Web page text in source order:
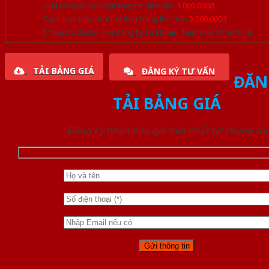
Quà tặng đồ nội thất trang trí lên đến 1.000.000đ
Giảm trực tiếp khi mua đơn hàng lớn hơn 3.000.000đ
Nhiều ưu đãi lớn khi đăng ký tài khoản thành viên thân thiết
TẢI BẢNG GIÁ ĐĂNG KÝ TƯ VẤN
TẢI BẢNG GIÁ
Đăng ký nhận báo giá mới nhất từ chúng tôi